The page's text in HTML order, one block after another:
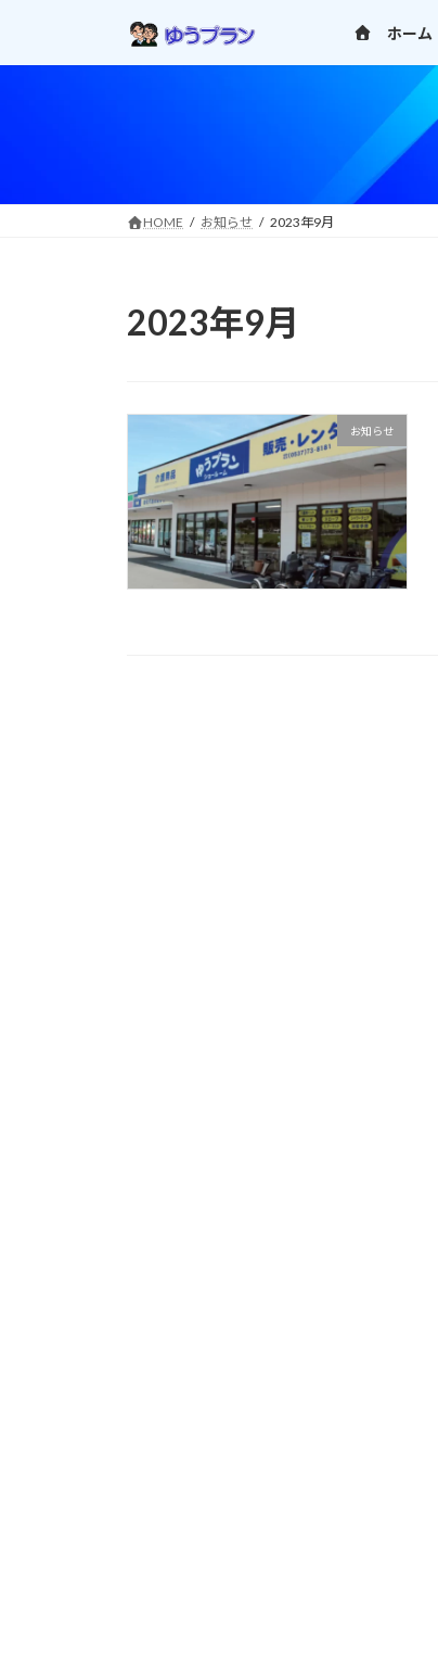
テ
ゲ
ホーム
HOME お知らせ 2023年9月
2023年9月
お知らせ